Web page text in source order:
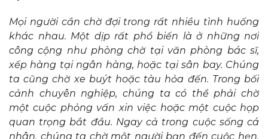
Mọi người cần chờ đợi trong rất nhiều tình huống
khác nhau. Một dịp rất phổ biến là ở những nơi
công cộng như phòng chờ tại văn phòng bác sĩ,
xếp hàng tại ngân hàng, hoặc tại sân bay. Chúng
ta cũng chờ xe buýt hoặc tàu hỏa đến. Trong bối
cảnh chuyên nghiệp, chúng ta có thể phải chờ
một cuộc phỏng vấn xin việc hoặc một cuộc họp
quan trọng bắt đầu. Ngay cả trong cuộc sống cá
nhân, chúng ta chờ một người bạn đến cuộc hẹn,